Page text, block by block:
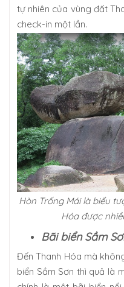
tự nhiên của vùng đất
check-in một lần.
Hòn Trống Mái là biểu
Hóa được
Bãi biển Sầm
Đến Thanh Hóa mà
biển Sầm Sơn thì quả là